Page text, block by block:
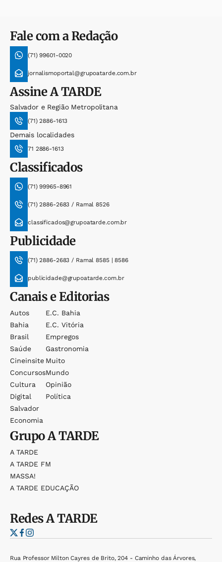
Fale com a Redação
(71) 99601-0020
jornalismoportal@grupoatarde.com.br
AssineA TARDE
Salvador e Região Metropolitana
(71) 2886-1613
Demais localidades
71 2886-1613
Classificados
(71) 99965-8961
(71) 2886-2683 / Ramal 8526
classificados@grupoatarde.com.br
Publicidade
(71) 2886-2683 / Ramal 8585 | 8586
publicidade@grupoatarde.com.br
Canais e Editorias
Autos
Bahia
Brasil
Saúde
Cineinsite
Concursos
Cultura
Digital
Salvador
Economia
E.c. Bahia
E.c. Vitória
Empregos
Gastronomia
Muito
Mundo
Opinião
Política
GrupoA TARDE
A TARDE
A TARDE FM
MASSA!
A TARDE EDUCAÇÃO
RedesA TARDE
Rua Professor Milton Cayres de Brito, 204 - Caminho das Árvores,